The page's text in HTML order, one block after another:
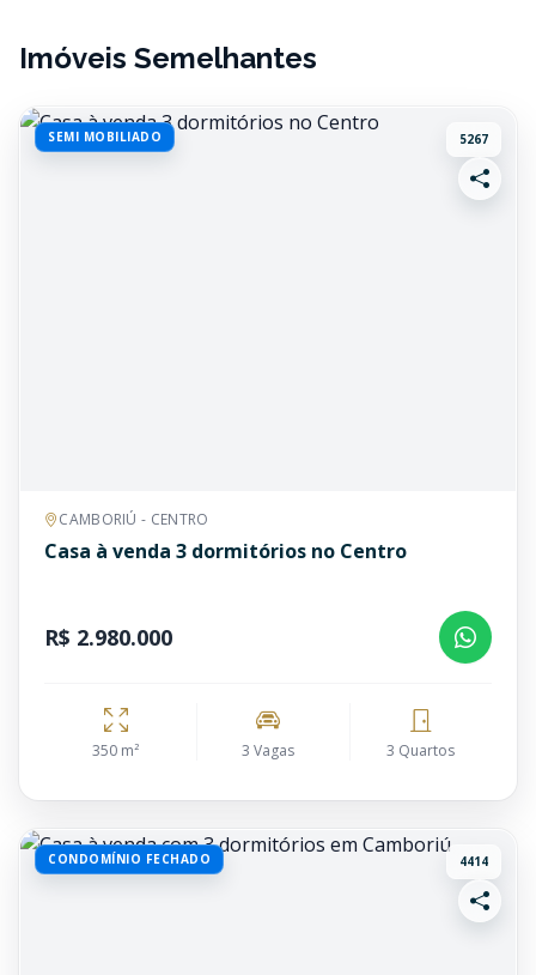
Imóveis Semelhantes
SEMI MOBILIADO 5267
CAMBORIÚ - CENTRO
Casa à venda 3 dormitórios no Centro
R$ 2.980.000
350 m² 3 Vagas 3 Quartos
CONDOMÍNIO FECHADO 4414